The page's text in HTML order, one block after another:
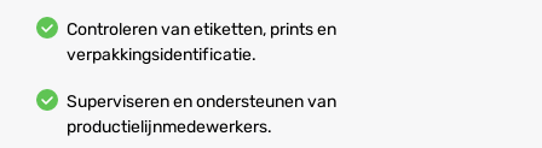
Controleren van etiketten, prints en
verpakkingsidentificatie.
Superviseren en ondersteunen van
productielijnmedewerkers.